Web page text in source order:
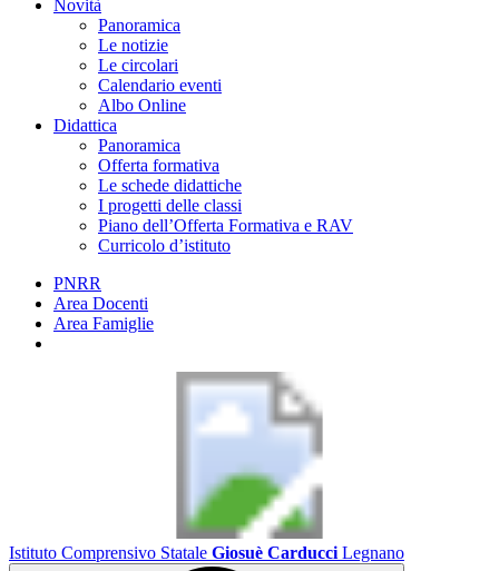
Novità
Panoramica
Le notizie
Le circolari
Calendario eventi
Albo Online
Didattica
Panoramica
Offerta formativa
Le schede didattiche
I progetti delle classi
Piano dell’Offerta Formativa e RAV
Curricolo d’istituto
PNRR
Area Docenti
Area Famiglie
Istituto Comprensivo Statale Giosuè Carducci Legnano